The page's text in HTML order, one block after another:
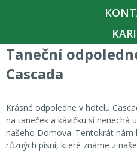
Taneční
Cascada
Krásné odpoledne v hotelu
na taneček a kávičku si nenechá
našeho Domova. Tentokrát nám
různých písní, které známe z